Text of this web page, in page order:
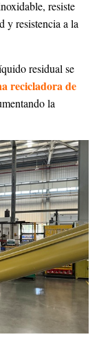
resiste
y resistencia a la
residual se
recicladora de
la